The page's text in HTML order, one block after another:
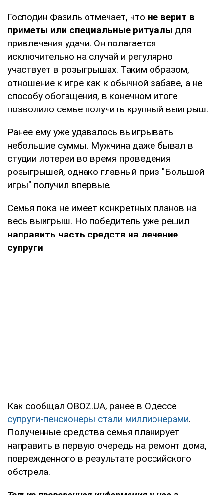
Господин Фазиль отмечает, что не верит в
приметы или специальные ритуалы для
привлечения удачи. Он полагается
исключительно на случай и регулярно
участвует в розыгрышах. Таким образом,
отношение к игре как к обычной забаве, а не
способу обогащения, в конечном итоге
позволило семье получить крупный выигрыш.
Ранее ему уже удавалось выигрывать
небольшие суммы. Мужчина даже бывал в
студии лотереи во время проведения
розыгрышей, однако главный приз "Большой
игры" получил впервые.
Семья пока не имеет конкретных планов на
весь выигрыш. Но победитель уже решил
направить часть средств на лечение
супруги.
Как сообщал OBOZ.UA, ранее в Одессе
супруги-пенсионеры стали миллионерами.
Полученные средства семья планирует
направить в первую очередь на ремонт дома,
поврежденного в результате российского
обстрела.